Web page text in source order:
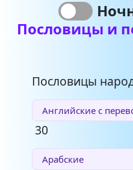
Пословицы и
Пословицы
Английские с
30
Арабские